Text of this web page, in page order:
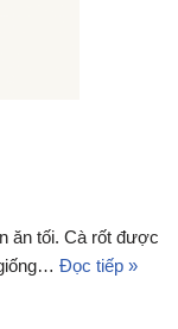
ăn tối. Cà rốt được
Đọc tiếp »